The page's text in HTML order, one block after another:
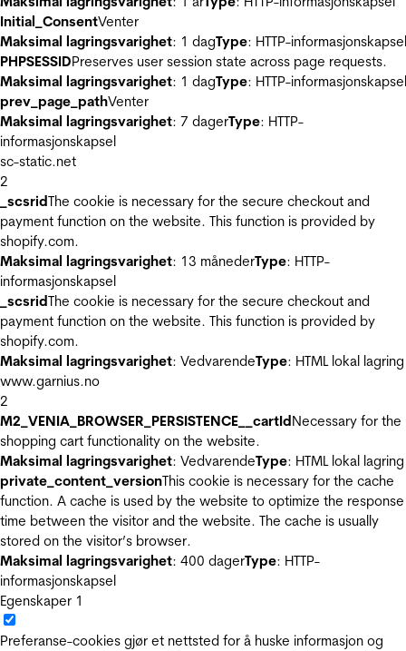
Initial_ConsentVenter
Maksimal lagringsvarighet: 1 dagType: HTTP-informasjonskapsel
PHPSESSIDPreserves user session state across page requests.
Maksimal lagringsvarighet: 1 dagType: HTTP-informasjonskapsel
prev_page_pathVenter
Maksimal lagringsvarighet: 7 dagerType: HTTP-
informasjonskapsel
sc-static.net
2
_scsridThe cookie is necessary for the secure checkout and
payment function on the website. This function is provided by
shopify.com.
Maksimal lagringsvarighet: 13 månederType: HTTP-
informasjonskapsel
_scsridThe cookie is necessary for the secure checkout and
payment function on the website. This function is provided by
shopify.com.
Maksimal lagringsvarighet: VedvarendeType: HTML lokal lagring
www.garnius.no
2
M2_VENIA_BROWSER_PERSISTENCE__cartIdNecessary for the
shopping cart functionality on the website.
Maksimal lagringsvarighet: VedvarendeType: HTML lokal lagring
private_content_versionThis cookie is necessary for the cache
function. A cache is used by the website to optimize the response
time between the visitor and the website. The cache is usually
stored on the visitor’s browser.
Maksimal lagringsvarighet: 400 dagerType: HTTP-
informasjonskapsel
Egenskaper 1
Preferanse-cookies gjør et nettsted for å huske informasjon og